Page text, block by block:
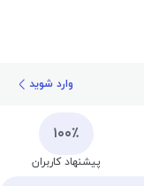
وارد شوید
۱۰۰٪
پیشنهاد کاربران